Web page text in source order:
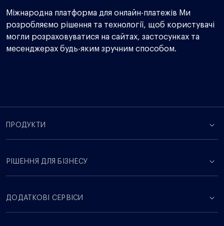
Міжнародна платформа для онлайн-платежів Ми
розробляємо рішення та технології, щоб користувачі
могли розраховуватися на сайтах, застосунках та
месенджерах будь-яким зручним способом.
ПРОДУКТИ
РІШЕННЯ ДЛЯ БІЗНЕСУ
ДОДАТКОВІ СЕРВІСИ